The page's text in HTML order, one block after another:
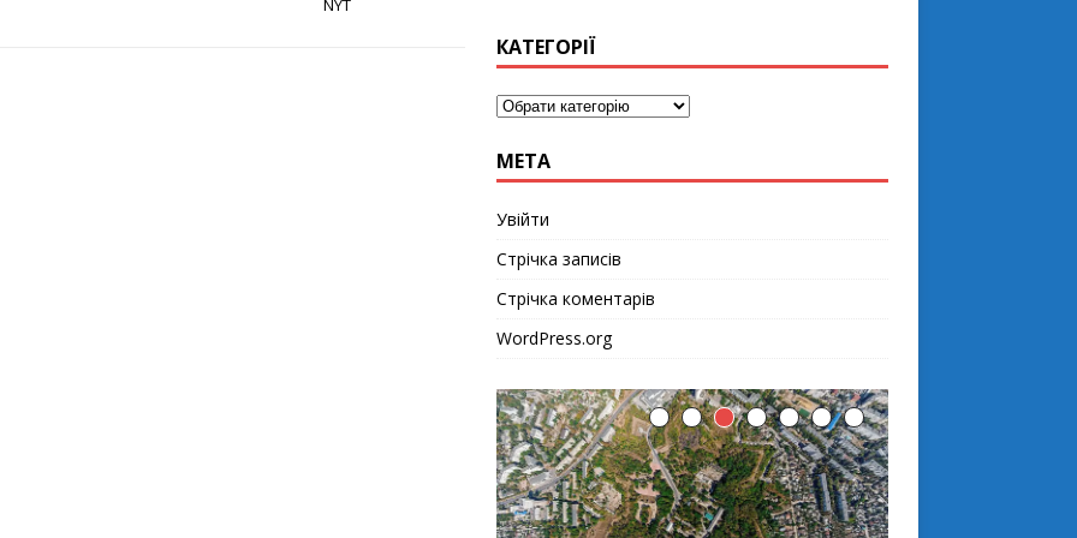
NYT
КАТЕГОРІЇ
МЕТА
Увійти
Стрічка записів
Стрічка коментарів
WordPress.org